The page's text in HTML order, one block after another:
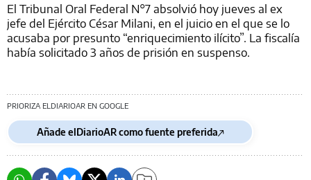
El Tribunal Oral Federal N°7 absolvió hoy jueves al ex
jefe del Ejército César Milani, en el juicio en el que se lo
acusaba por presunto “enriquecimiento ilícito”. La fiscalía
había solicitado 3 años de prisión en suspenso.
PRIORIZA ELDIARIOAR EN GOOGLE
Añade elDiarioAR como fuente preferida